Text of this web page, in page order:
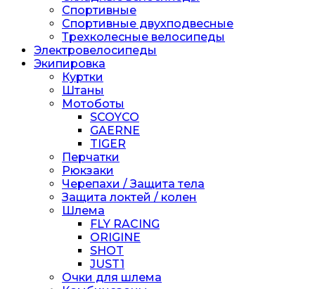
Спортивные
Спортивные двухподвесные
Трехколесные велосипеды
Электровелосипеды
Экипировка
Куртки
Штаны
Мотоботы
SCOYCO
GAERNE
TIGER
Перчатки
Рюкзаки
Черепахи / Защита тела
Защита локтей / колен
Шлема
FLY RACING
ORIGINE
SHOT
JUST1
Очки для шлема